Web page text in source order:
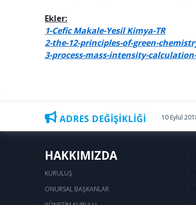
Ekler:
1-Cefic Makale-Yesil Kimya-TR
2-the-12-principles-of-green-
3-process-mass-intensity-
ADRES DEĞİŞİKLİĞİ 10 Eylül
HAKKIMIZDA
KURULUŞ
ONURSAL BAŞKANLAR